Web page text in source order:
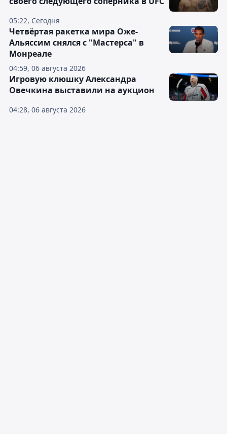
05:22, Сегодня
04:59, 06 августа 2026
Четвёртая ракетка мира Оже-
Альяссим снялся с "Мастерса" в
Монреале
04:28, 06 августа 2026
Игровую клюшку Александра
Овечкина выставили на аукцион